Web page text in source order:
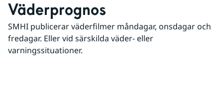
Väderprognos
SMHI publicerar väderfilmer måndagar, onsdagar och
fredagar. Eller vid särskilda väder- eller
varningssituationer.